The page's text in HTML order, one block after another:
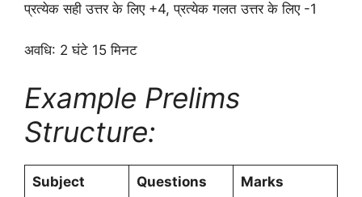
प्रत्येक सही उत्तर के लिए +4, प्रत्येक गलत उत्तर के लिए -1
अवधि: 2 घंटे 15 मिनट
Example Prelims
Structure:
Subject Questions Marks